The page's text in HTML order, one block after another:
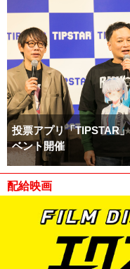
投票アプリ「TIPSTAR
ベント開催
配給映画